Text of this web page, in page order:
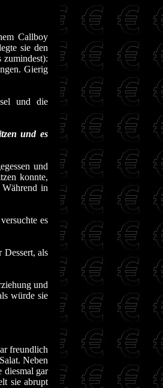
Callboy
sie den
zumindest):
Gierig
und die
und es
und
konnte,
in
es
Dessert, als
und
würde sie
freundlich
Neben
diesmal gar
sie abrupt